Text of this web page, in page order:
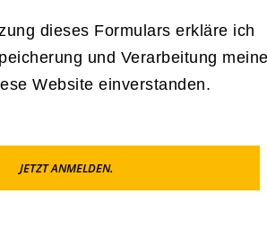
dieses Formulars erkläre ich
und Verarbeitung
Website einverstanden.